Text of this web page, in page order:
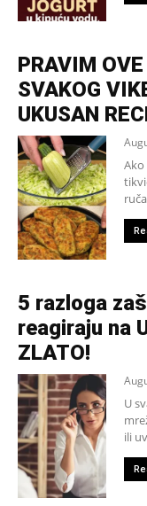
PRAVIM
SVAKOG
UKUSAN
5 razloga
reagiraju na
ZLATO!
U
ili